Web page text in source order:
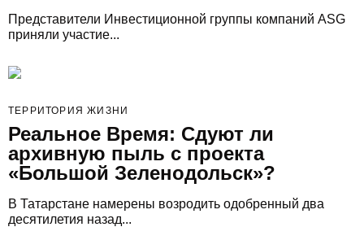
Представители Инвестиционной группы компаний ASG
приняли участие...
ТЕРРИТОРИЯ ЖИЗНИ
Реальное Время: Сдуют ли
архивную пыль с проекта
«Большой Зеленодольск»?
В Татарстане намерены возродить одобренный два
десятилетия назад...